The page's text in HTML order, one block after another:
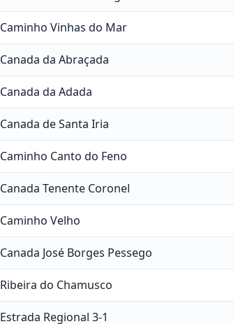
Caminho Vinhas do Mar
Canada da Abraçada
Canada da Adada
Canada de Santa Iria
Caminho Canto do Feno
Canada Tenente Coronel
Caminho Velho
Canada José Borges Pessego
Ribeira do Chamusco
Estrada Regional 3-1